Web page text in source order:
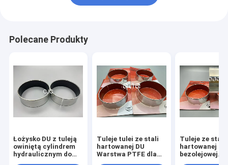
Polecane Produkty
Łożysko DU z tuleją
owiniętą cylindrem
hydraulicznym do
Tuleje tulei ze stali
hartowanej DU
Warstwa PTFE dla
Tuleje ze stali
hartowanej
bezolejowej